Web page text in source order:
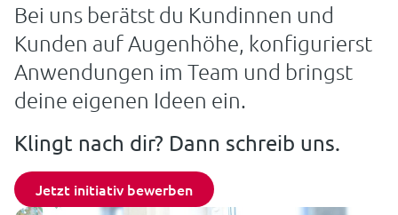
Bei uns berätst du Kundinnen und
Kunden auf Augenhöhe, konfigurierst
Anwendungen im Team und bringst
deine eigenen Ideen ein.
Klingt nach dir? Dann schreib uns.
Jetzt initiativ bewerben